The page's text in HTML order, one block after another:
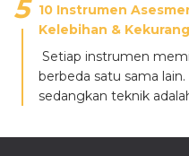
10 Instrumen
Kelebihan &
Setiap instrumen
berbeda satu sama
sedangkan teknik